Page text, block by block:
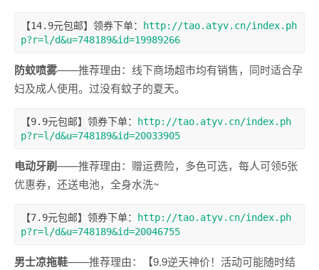
【14.9元包邮】领券下单：
http://tao.atyv.cn/index.ph
p?r=l/d&u=748189&id=19989266
防蚊喷雾——推荐理由：线下商场超市均有销售，同时适合孕
妇及成人使用。过没有蚊子的夏天。
【9.9元包邮】领券下单：
http://tao.atyv.cn/index.ph
p?r=l/d&u=748189&id=20033905
电动牙刷——推荐理由：赠运费险，多色可选，每人可领5张
优惠券，还送电池，全身水洗~
【7.9元包邮】领券下单：
http://tao.atyv.cn/index.ph
p?r=l/d&u=748189&id=20046755
男士凉拖鞋——推荐理由：【9.9逆天神价！活动可能随时结